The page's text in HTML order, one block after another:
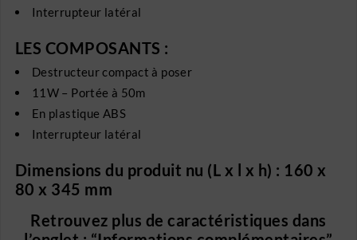
Interrupteur latéral
LES COMPOSANTS :
Destructeur compact à poser
11W – Portée à 50m
En plastique ABS
Interrupteur latéral
Dimensions du produit nu (L x l x h) : 160 x
80 x 345 mm
Retrouvez plus de caractéristiques dans